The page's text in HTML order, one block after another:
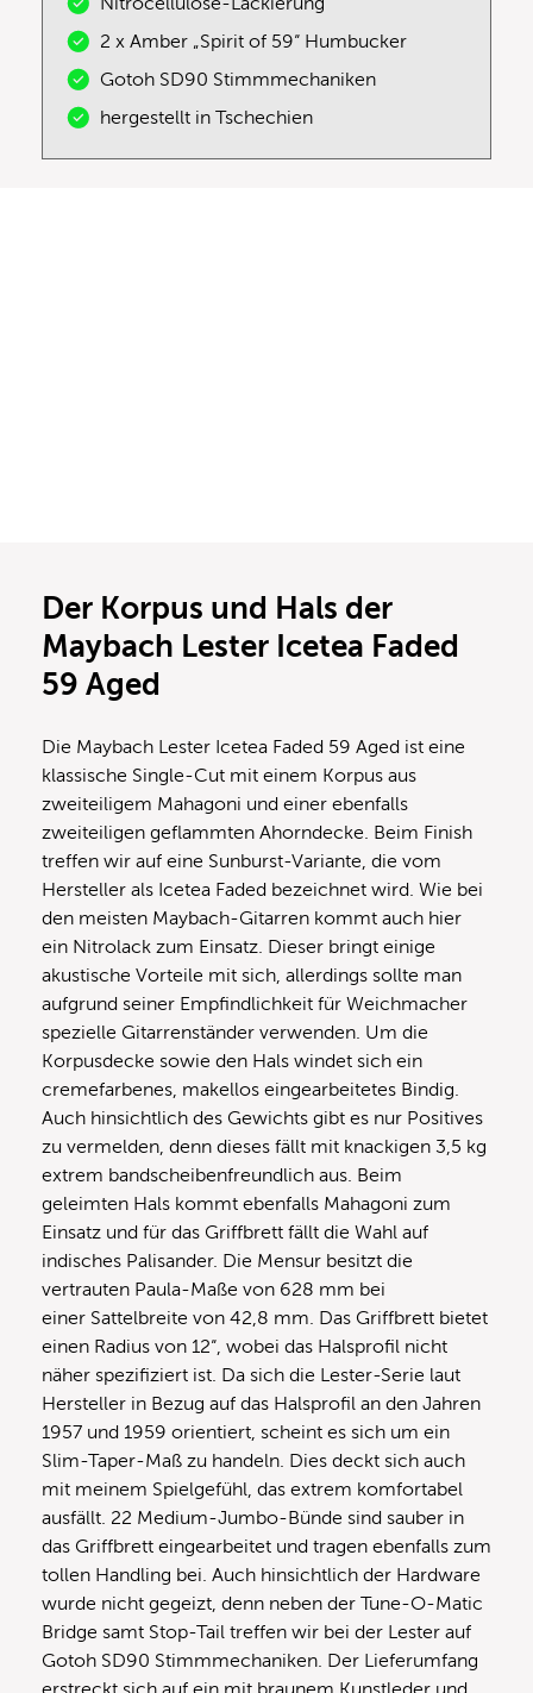
2 x Amber „Spirit of 59“ Humbucker
Gotoh SD90 Stimmmechaniken
hergestellt in Tschechien
Der Korpus und Hals der
Maybach Lester Icetea Faded
59 Aged
Die Maybach Lester Icetea Faded 59 Aged ist eine
klassische Single-Cut mit einem Korpus aus
zweiteiligem Mahagoni und einer ebenfalls
zweiteiligen geflammten Ahorndecke. Beim Finish
treffen wir auf eine Sunburst-Variante, die vom
Hersteller als Icetea Faded bezeichnet wird. Wie bei
den meisten Maybach-Gitarren kommt auch hier
ein Nitrolack zum Einsatz. Dieser bringt einige
akustische Vorteile mit sich, allerdings sollte man
aufgrund seiner Empfindlichkeit für Weichmacher
spezielle Gitarrenständer verwenden. Um die
Korpusdecke sowie den Hals windet sich ein
cremefarbenes, makellos eingearbeitetes Bindig.
Auch hinsichtlich des Gewichts gibt es nur Positives
zu vermelden, denn dieses fällt mit knackigen 3,5 kg
extrem bandscheibenfreundlich aus. Beim
geleimten Hals kommt ebenfalls Mahagoni zum
Einsatz und für das Griffbrett fällt die Wahl auf
indisches Palisander. Die Mensur besitzt die
vertrauten Paula-Maße von 628 mm bei
einer Sattelbreite von 42,8 mm. Das Griffbrett bietet
einen Radius von 12“, wobei das Halsprofil nicht
näher spezifiziert ist. Da sich die Lester-Serie laut
Hersteller in Bezug auf das Halsprofil an den Jahren
1957 und 1959 orientiert, scheint es sich um ein
Slim-Taper-Maß zu handeln. Dies deckt sich auch
mit meinem Spielgefühl, das extrem komfortabel
ausfällt. 22 Medium-Jumbo-Bünde sind sauber in
das Griffbrett eingearbeitet und tragen ebenfalls zum
tollen Handling bei. Auch hinsichtlich der Hardware
wurde nicht gegeizt, denn neben der Tune-O-Matic
Bridge samt Stop-Tail treffen wir bei der Lester auf
Gotoh SD90 Stimmmechaniken. Der Lieferumfang